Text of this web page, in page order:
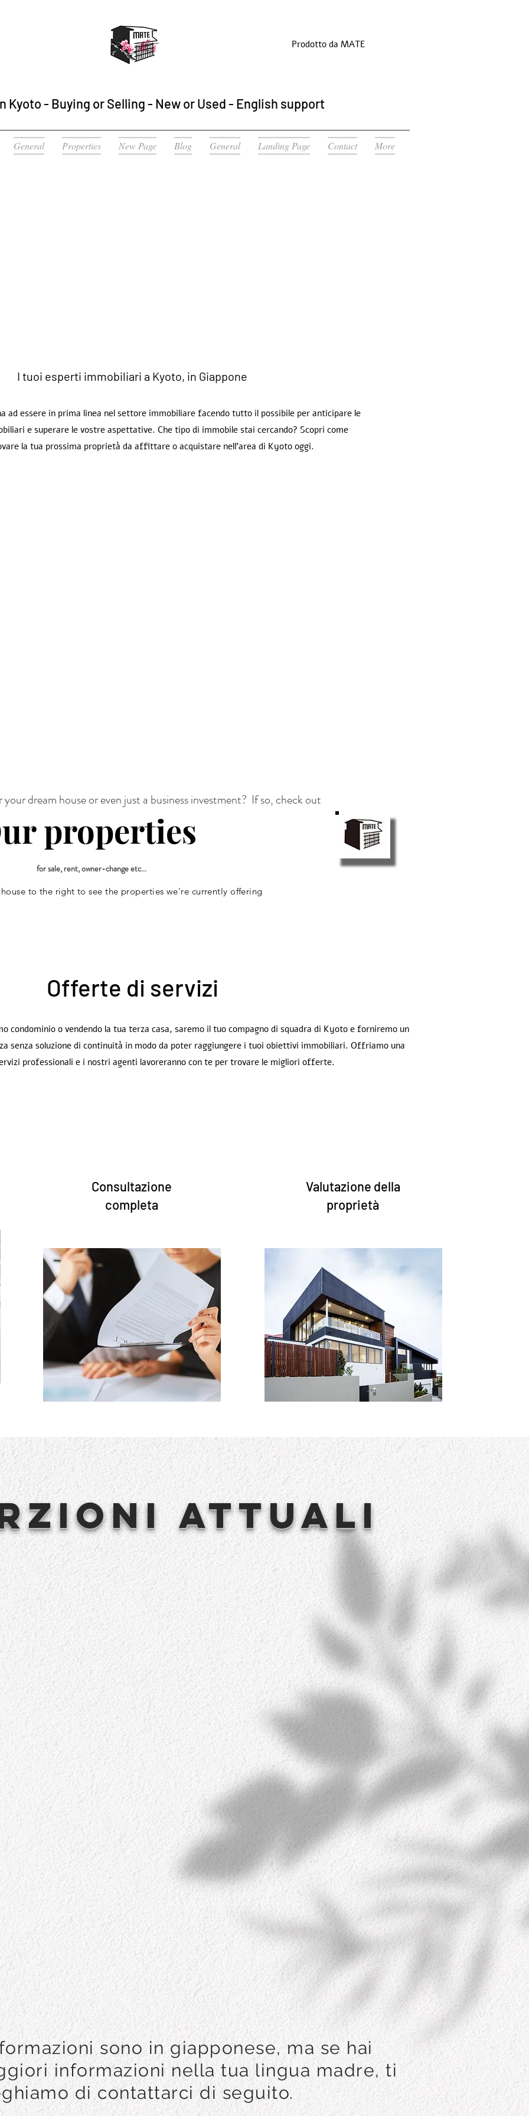
Prodotto da MATE
Kyoto - Buying or Selling - New or Used - English support
General Properties New Page Blog General Landing Page Contact More
I tuoi esperti immobiliari a Kyoto, in Giappone
ad essere in prima linea nel settore immobiliare facendo tutto il possibile per anticipare le
e superare le vostre aspettative. Che tipo di immobile stai cercando? Scopri come
la tua prossima proprietà da affittare o acquistare nell'area di Kyoto oggi.
dream house or even just a business investment? If so, check out
properties
for sale, rent, owner-change etc...
to the right to see the properties we're currently offering
Offerte di servizi
condominio o vendendo la tua terza casa, saremo il tuo compagno di squadra di Kyoto e forniremo un
senza soluzione di continuità in modo da poter raggiungere i tuoi obiettivi immobiliari. Offriamo una
professionali e i nostri agenti lavoreranno con te per trovare le migliori offerte.
Consultazione
completa
Valutazione della
proprietà
attuali
sono in giapponese, ma se hai
informazioni nella tua lingua madre, ti
di contattarci di seguito.